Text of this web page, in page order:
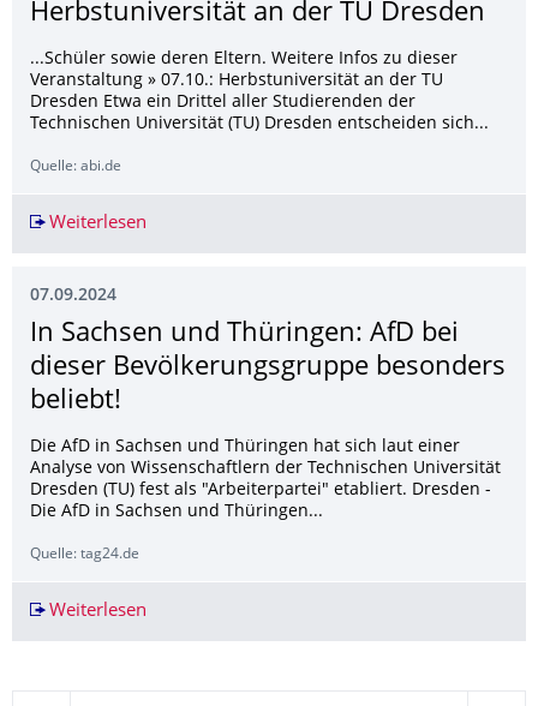
Herbstuniversität an der TU Dresden
...Schüler sowie deren Eltern. Weitere Infos zu dieser
Veranstaltung » 07.10.: Herbstuniversität an der TU
Dresden Etwa ein Drittel aller Studierenden der
Technischen Universität (TU) Dresden entscheiden sich...
Quelle: abi.de
Weiterlesen
07.09.2024
In Sachsen und Thüringen: AfD bei
dieser Bevölkerungsgruppe besonders
beliebt!
Die AfD in Sachsen und Thüringen hat sich laut einer
Analyse von Wissenschaftlern der Technischen Universität
Dresden (TU) fest als "Arbeiterpartei" etabliert. Dresden -
Die AfD in Sachsen und Thüringen...
Quelle: tag24.de
Weiterlesen